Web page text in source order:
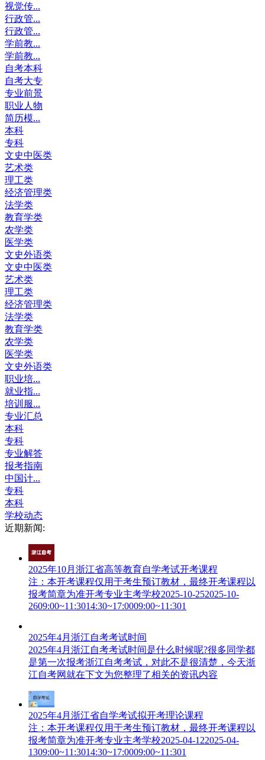
视觉传...
行政管...
行政管...
学前教...
学前教...
自考本科
自考大专
专业前景
职业人物
简历模...
本科
专科
文史中医类
艺术类
理工类
经济管理类
法学类
教育学类
农学类
医学类
文史外语类
文史中医类
艺术类
理工类
经济管理类
法学类
教育学类
农学类
医学类
文史外语类
职业培...
就业指...
培训服...
专业汇总
本科
专科
专业解答
报考指南
中国计...
专科
本科
学校动态
近期新闻:
2025年10月浙江省高等教育自学考试开考课程
注：本开考课程仅用于考生预订教材，最终开考课程以
报考简章为准开考专业主考学校2025-10-252025-10-
2609:00~11:3014:30~17:0009:00~11:301
2025年4月浙江自考考试时间
2025年4月浙江自考考试时间是什么时候呢?很多同学都
是第一次报考浙江自考考试，对此不是很清楚，今天浙
江自考网就在下文为您整理了相关的资讯内容
2025年4月浙江省自学考试拟开考理论课程
注：本开考课程仅用于考生预订教材，最终开考课程以
报考简章为准开考专业主考学校2025-04-122025-04-
1309:00~11:3014:30~17:0009:00~11:301